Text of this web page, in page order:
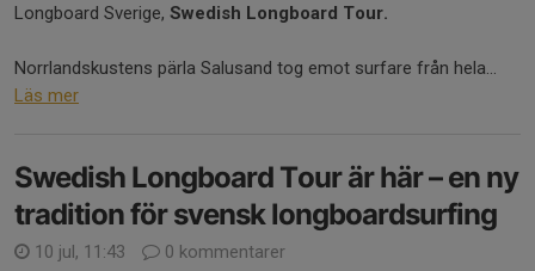
Longboard Sverige, Swedish Longboard Tour.
Norrlandskustens pärla Salusand tog emot surfare från hela...
Läs mer
Swedish Longboard Tour är här – en ny
tradition för svensk longboardsurfing
10 jul, 11:43 0 kommentarer